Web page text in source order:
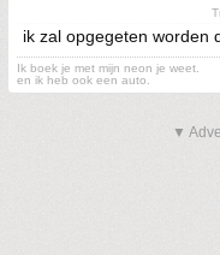
ik zal opgegeten worden
Ik boek je met mijn neon je weet.
en ik heb ook een auto.
▼